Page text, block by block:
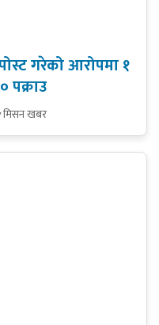
गरेको आरोपमा १
पक्राउ
मिसन खबर